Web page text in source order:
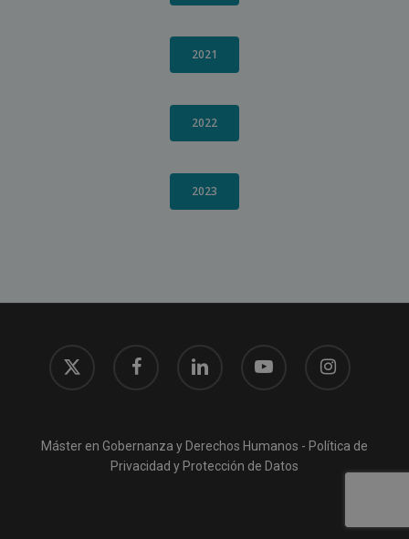
2021
2022
2023
twitter
Máster en Gobernanza y Derechos Humanos - Política de
Privacidad y Protección de Datos